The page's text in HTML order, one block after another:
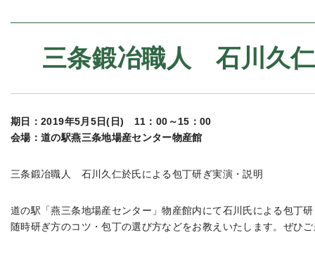
三条鍛冶職人 石川久
期日：2019年5月5日(日) 11：00～15：00
会場：道の駅燕三条地場産センター物産館
三条鍛冶職人 石川久仁於氏による包丁研ぎ実演・説明
道の駅「燕三条地場産センター」物産館内にて石川氏による包丁
随時研ぎ方のコツ・包丁の選び方などをお教えいたします。ぜひ